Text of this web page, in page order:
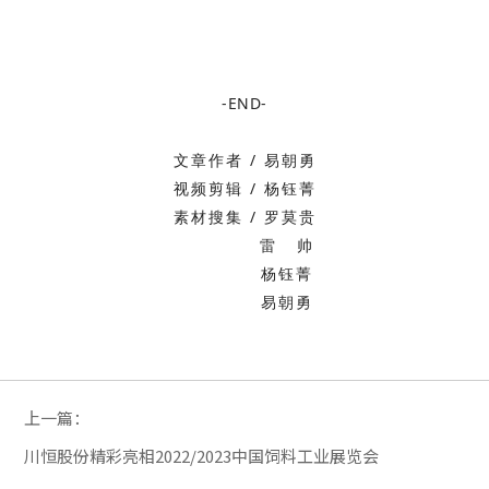
-END-
文章作者 / 易朝勇
视频剪辑 / 杨钰菁
素材搜集 / 罗莫贵
雷 帅
杨钰菁
易朝勇
上一篇：
川恒股份精彩亮相2022/2023中国饲料工业展览会